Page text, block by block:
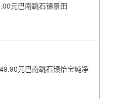
元巴南跳石镇景田
元巴南跳石镇怡宝纯净